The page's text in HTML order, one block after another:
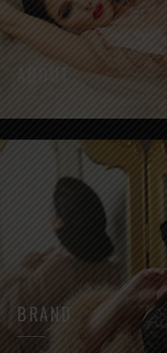
ABOUT
BRAND